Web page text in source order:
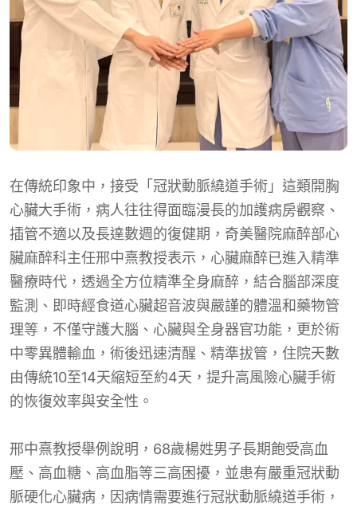
在傳統印象中，接受「冠狀動脈繞道手術」這類開胸
心臟大手術，病人往往得面臨漫長的加護病房觀察、
插管不適以及長達數週的復健期，奇美醫院麻醉部心
臟麻醉科主任邢中熹教授表示，心臟麻醉已進入精準
醫療時代，透過全方位精準全身麻醉，結合腦部深度
監測、即時經食道心臟超音波與嚴謹的體溫和藥物管
理等，不僅守護大腦、心臟與全身器官功能，更於術
中零異體輸血，術後迅速清醒、精準拔管，住院天數
由傳統10至14天縮短至約4天，提升高風險心臟手術
的恢復效率與安全性。
邢中熹教授舉例說明，68歲楊姓男子長期飽受高血
壓、高血糖、高血脂等三高困擾，並患有嚴重冠狀動
脈硬化心臟病，因病情需要進行冠狀動脈繞道手術，